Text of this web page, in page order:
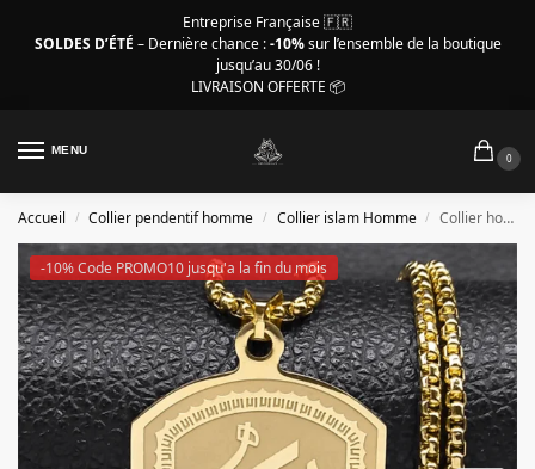
Entreprise Française 🇫🇷
SOLDES D’ÉTÉ – Dernière chance :-10%sur l’ensemble de la boutique
jusqu’au 30/06 !
LIVRAISON OFFERTE 📦
MENU
0
Accueil / Collier pendentif homme / Collier islam Homme / Collier homme islam, bénédiction d’Allah couleur or
-10% Code PROMO10 jusqu'a la fin du mois